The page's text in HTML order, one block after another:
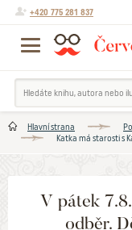
+420 775 281 837
Hlavní strana
Katka má starosti s
V pátek
odběr.